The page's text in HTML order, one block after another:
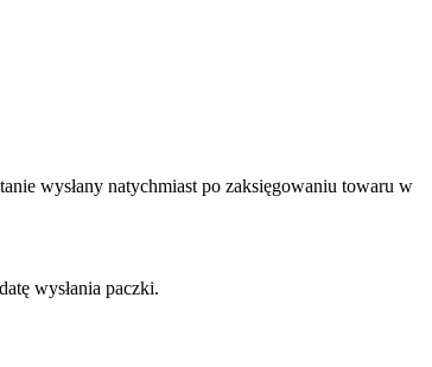
wysłany natychmiast po zaksięgowaniu towaru w
wysłania paczki.